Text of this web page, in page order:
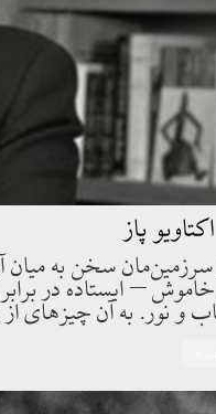
پاز
سخن به ميان
خاموش – ايستاده در
و نور. به آن چيزهاى